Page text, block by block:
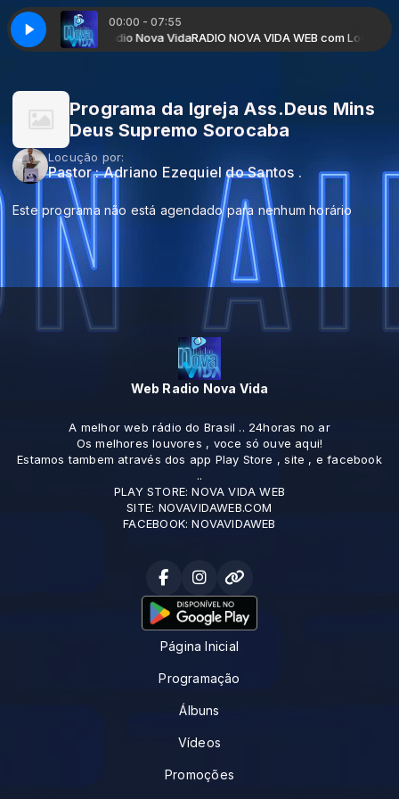
00:00 - 07:55
Pela Radio Nova VidaRADIO NOVA VIDA WEB com
Programa da Igreja Ass.Deus Mins
Deus Supremo Sorocaba
Locução por:
Pastor : Adriano Ezequiel do Santos .
Este programa não está agendado para nenhum horário
Web Radio Nova Vida
A melhor web rádio do Brasil .. 24horas no ar
Os melhores louvores , voce só ouve aqui!
Estamos tambem através dos app Play Store , site , e facebook
..
PLAY STORE: NOVA VIDA WEB
SITE: NOVAVIDAWEB.COM
FACEBOOK: NOVAVIDAWEB
Página Inicial
Programação
Álbuns
Vídeos
Promoções